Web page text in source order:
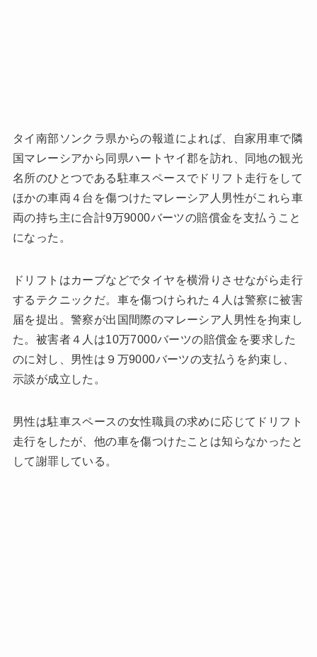
タイ南部ソンクラ県からの報道によれば、自家用車で隣
国マレーシアから同県ハートヤイ郡を訪れ、同地の観光
名所のひとつである駐車スペースでドリフト走行をして
ほかの車両４台を傷つけたマレーシア人男性がこれら車
両の持ち主に合計9万9000バーツの賠償金を支払うこと
になった。
ドリフトはカーブなどでタイヤを横滑りさせながら走行
するテクニックだ。車を傷つけられた４人は警察に被害
届を提出。警察が出国間際のマレーシア人男性を拘束し
た。被害者４人は10万7000バーツの賠償金を要求した
のに対し、男性は９万9000バーツの支払うを約束し、
示談が成立した。
男性は駐車スペースの女性職員の求めに応じてドリフト
走行をしたが、他の車を傷つけたことは知らなかったと
して謝罪している。